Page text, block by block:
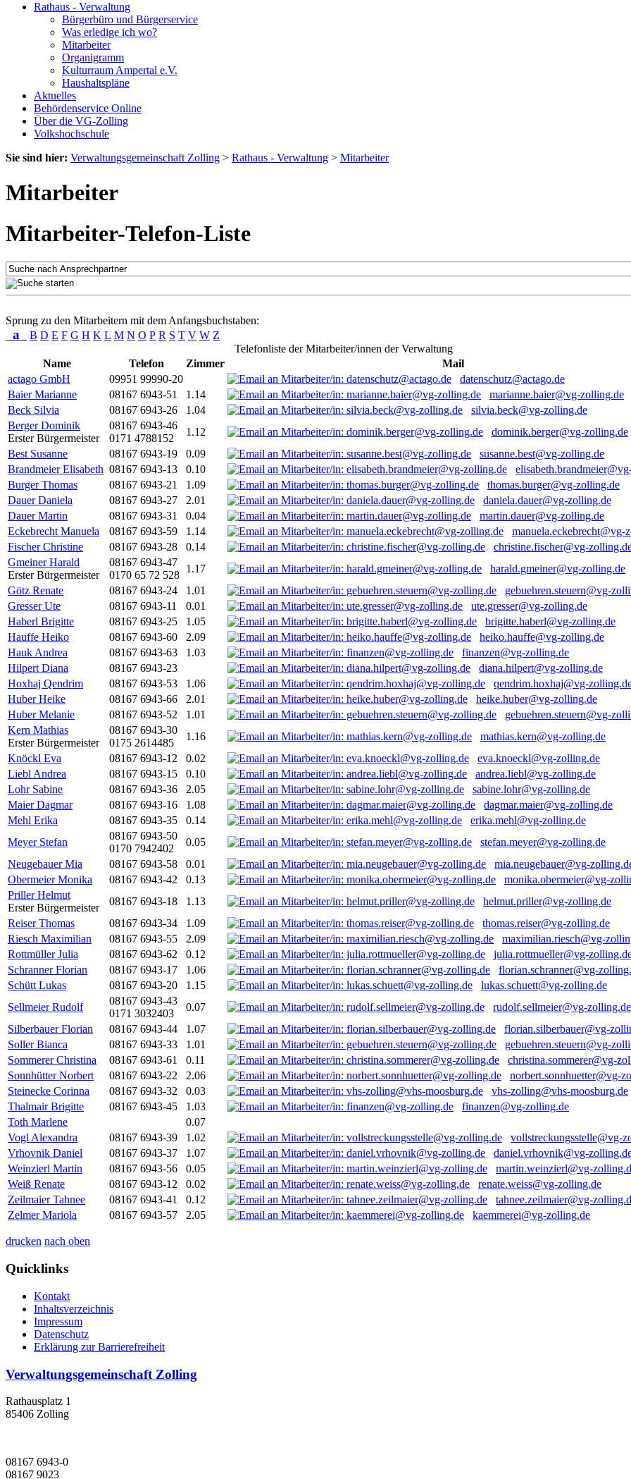
Rathaus - Verwaltung
Bürgerbüro und Bürgerservice
Was erledige ich wo?
Mitarbeiter
Organigramm
Kulturraum Ampertal e.V.
Haushaltspläne
Aktuelles
Behördenservice Online
Über die VG-Zolling
Volkshochschule
Sie sind hier: Verwaltungsgemeinschaft Zolling > Rathaus - Verwaltung > Mitarbeiter
Mitarbeiter
Mitarbeiter-Telefon-Liste
Sprung zu den Mitarbeitern mit dem Anfangsbuchstaben:
a B D E F G H K L M N O P R S T V W Z
Telefonliste der Mitarbeiter/innen der Verwaltung
Name
Telefon Zimmer
Mail
actago GmbH
09951 99990-20
datenschutz@actago.de
Baier Marianne
08167 6943-51 1.14
marianne.baier@vg-zolling.de
Beck Silvia
08167 6943-26 1.04
silvia.beck@vg-zolling.de
Berger Dominik
Erster Bürgermeister
08167 6943-46
0171 4788152
1.12
dominik.berger@vg-zolling.de
Best Susanne
08167 6943-19 0.09
susanne.best@vg-zolling.de
Brandmeier Elisabeth 08167 6943-13 0.10
Burger Thomas
08167 6943-21 1.09
thomas.burger@vg-zolling.de
Dauer Daniela
08167 6943-27 2.01
daniela.dauer@vg-zolling.de
Dauer Martin
08167 6943-31 0.04
martin.dauer@vg-zolling.de
Eckebrecht Manuela
08167 6943-59 1.14
manuela.eckebrecht@vg-
Fischer Christine
08167 6943-28 0.14
christine.fischer@vg-
Gmeiner Harald
Erster Bürgermeister
08167 6943-47
0170 65 72 528
1.17
harald.gmeiner@vg-zolling.de
Götz Renate
08167 6943-24 1.01
gebuehren.steuern@vg-
Gresser Ute
08167 6943-11 0.01
ute.gresser@vg-zolling.de
Haberl Brigitte
08167 6943-25 1.05
brigitte.haberl@vg-zolling.de
Hauffe Heiko
08167 6943-60 2.09
heiko.hauffe@vg-zolling.de
Hauk Andrea
08167 6943-63 1.03
finanzen@vg-zolling.de
Hilpert Diana
08167 6943-23
diana.hilpert@vg-zolling.de
Hoxhaj Qendrim
08167 6943-53 1.06
qendrim.hoxhaj@vg-
Huber Heike
08167 6943-66 2.01
heike.huber@vg-zolling.de
Huber Melanie
08167 6943-52 1.01
gebuehren.steuern@vg-
Kern Mathias
Erster Bürgermeister
08167 6943-30
0175 2614485
1.16
mathias.kern@vg-zolling.de
Knöckl Eva
08167 6943-12 0.02
eva.knoeckl@vg-zolling.de
Liebl Andrea
08167 6943-15 0.10
andrea.liebl@vg-zolling.de
Lohr Sabine
08167 6943-36 2.05
sabine.lohr@vg-zolling.de
Maier Dagmar
08167 6943-16 1.08
dagmar.maier@vg-zolling.de
Mehl Erika
08167 6943-35 0.14
erika.mehl@vg-zolling.de
Meyer Stefan
08167 6943-50
0170 7942402
0.05
stefan.meyer@vg-zolling.de
Neugebauer Mia
08167 6943-58 0.01
mia.neugebauer@vg-
Obermeier Monika
08167 6943-42 0.13
monika.obermeier@vg-
Priller Helmut
Erster Bürgermeister
08167 6943-18 1.13
helmut.priller@vg-zolling.de
Reiser Thomas
08167 6943-34 1.09
thomas.reiser@vg-zolling.de
Riesch Maximilian
08167 6943-55 2.09
maximilian.riesch@vg-
Rottmüller Julia
08167 6943-62 0.12
julia.rottmueller@vg-
Schranner Florian
08167 6943-17 1.06
florian.schranner@vg-
Schütt Lukas
08167 6943-20 1.15
lukas.schuett@vg-zolling.de
Sellmeier Rudolf
08167 6943-43
0171 3032403
0.07
rudolf.sellmeier@vg-zolling.de
Silberbauer Florian
08167 6943-44 1.07
florian.silberbauer@vg-
Soller Bianca
08167 6943-33 1.01
gebuehren.steuern@vg-
Sommerer Christina
08167 6943-61 0.11
christina.sommerer@vg-
Sonnhütter Norbert
08167 6943-22 2.06
norbert.sonnhuetter@vg-
Steinecke Corinna
08167 6943-32 0.03
vhs-zolling@vhs-moosburg.de
Thalmair Brigitte
08167 6943-45 1.03
finanzen@vg-zolling.de
Toth Marlene
0.07
Vogl Alexandra
08167 6943-39 1.02
vollstreckungsstelle@vg-
Vrhovnik Daniel
08167 6943-37 1.07
daniel.vrhovnik@vg-
Weinzierl Martin
08167 6943-56 0.05
martin.weinzierl@vg-
Weiß Renate
08167 6943-12 0.02
renate.weiss@vg-zolling.de
Zeilmaier Tahnee
08167 6943-41 0.12
tahnee.zeilmaier@vg-
Zelmer Mariola
08167 6943-57 2.05 kaemmerei@vg-zolling.de
drucken nach oben
Quicklinks
Kontakt
Inhaltsverzeichnis
Impressum
Datenschutz
Erklärung zur Barrierefreiheit
Verwaltungsgemeinschaft Zolling
Rathausplatz 1
85406 Zolling
08167 6943-0
08167 9023